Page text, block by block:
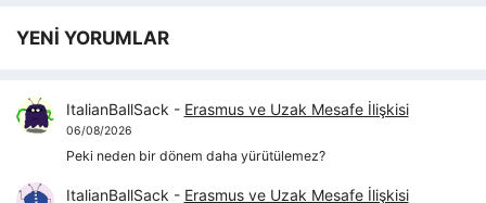
YENİ YORUMLAR
ItalianBallSack - Erasmus ve Uzak Mesafe İlişkisi
06/08/2026
Peki neden bir dönem daha yürütülemez?
ItalianBallSack - Erasmus ve Uzak Mesafe İlişkisi